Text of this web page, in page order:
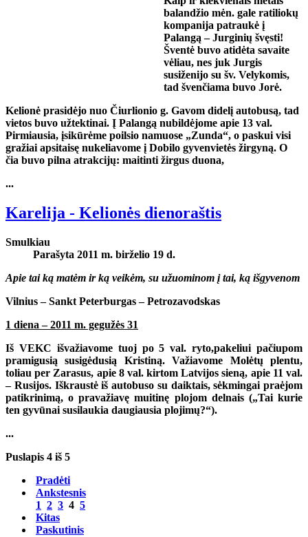
balandžio mėn. gale ratiliokų
kompanija patraukė į
Palangą – Jurginių švęsti!
Šventė buvo atidėta savaite
vėliau, nes juk Jurgis
susiženijo su šv. Velykomis,
tad švenčiama buvo Jorė.
Kelionė prasidėjo nuo Čiurlionio g. Gavom didelį autobusą, tad
vietos buvo užtektinai. Į Palangą nubildėjome apie 13 val.
Pirmiausia, įsikūrėme poilsio namuose „Zunda“, o paskui visi
gražiai apsitaisę nukeliavome į Dobilo gyvenvietės žirgyną. O
čia buvo pilna atrakcijų: maitinti žirgus duona,
...
Karelija - Kelionės dienoraštis
Smulkiau
Parašyta 2011 m. birželio 19 d.
Apie tai ką matėm ir ką veikėm, su užuominom į tai, ką išgyvenom
Vilnius – Sankt Peterburgas – Petrozavodskas
1 diena – 2011 m. gegužės 31
Iš VEKC išvažiavome tuoj po 5 val. ryto,pakeliui pačiupom
pramigusią susigėdusią Kristiną. Važiavome Molėtų plentu,
toliau per Zarasus, apie 8 val. kirtom Latvijos sieną, apie 11 val.
– Rusijos. Iškraustė iš autobuso su daiktais, sėkmingai praėjom
patikrinimą, o pravažiavę muitinę plojom delnais („Tai kurie
ten gyvūnai susilaukia daugiausia plojimų?“).
...
Puslapis 4 iš 5
Pradėti
Ankstesnis
1 2 3 4 5
Kitas
Paskutinis